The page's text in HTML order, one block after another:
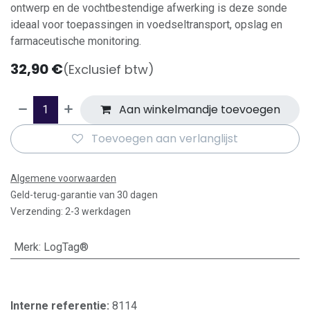
ontwerp en de vochtbestendige afwerking is deze sonde
ideaal voor toepassingen in voedseltransport, opslag en
farmaceutische monitoring.
32,90€(Exclusief btw)
Aan winkelmandje toevoegen
Toevoegen aan verlanglijst
Algemene voorwaarden
Geld-terug-garantie van 30 dagen
Verzending: 2-3 werkdagen
Merk: LogTag®
Interne referentie: 8114